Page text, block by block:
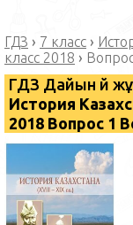
ГДЗ › 7 класс ›
класс 2018 ›
ГДЗ Дайын үй
История
2018 Вопрос 1